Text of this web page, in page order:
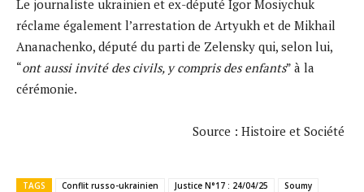
Le journaliste ukrainien et ex-député Igor Mosiychuk
réclame également l’arrestation de Artyukh et de Mikhail
Ananachenko, député du parti de Zelensky qui, selon lui,
“ont aussi invité des civils, y compris des enfants” à la
cérémonie.
Source : Histoire et Société
TAGS Conflit russo-ukrainien Justice N°17 : 24/04/25
Soumy